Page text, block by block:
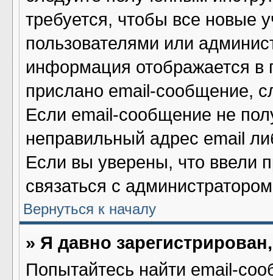
требуется, чтобы все новые
пользователями или
информация отображается в
прислано email-сообщение,
Если email-сообщение не
неправильный адрес email
Если вы уверены, что ввели
связаться с
Вернуться к началу
» Я давно
Попытайтесь найти email-